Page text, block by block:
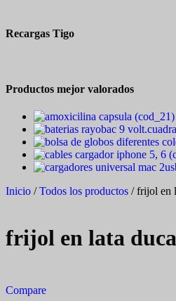
Recargas Tigo
Productos mejor valorados
Inicio /Todos los productos / frijol en
frijol en lata
Compare